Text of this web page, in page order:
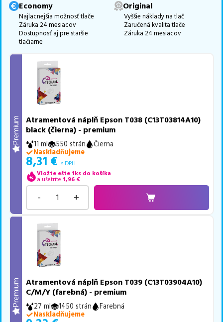
Ak si pri výbere nie ste istí, ktoré riešenie je pre vaše potreby
najvhodnejšie, alebo máte akékoľvek ďalšie otázky, môžete sa na
nás kedykoľvek obrátiť e-mailom alebo telefonicky. Sme tu, aby
Economy
Najlacnejšia možnosť tlače
Záruka 24 mesiacov
Dostupnosť aj pre staršie
tlačiarne
Original
Vyššie náklady na tlač
Zaručená kvalita tlače
Záruka 24 mesiacov
Premium
Atramentová náplň Epson T038 (C13T03814A10)
black (čierna) - premium
11 ml 550 strán
Čierna
Naskladňujeme
8,31 € s DPH
Vložte ešte 1ks do košíka
a ušetríte 1,96 €
- +
Premium
Atramentová náplň Epson T039 (C13T03904A10)
C/M/Y (farebná) - premium
27 ml 1450 strán
Farebná
Naskladňujeme